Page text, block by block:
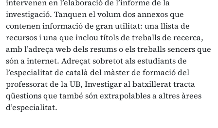
intervenen en l’elaboració de l’informe de la
investigació. Tanquen el volum dos annexos que
contenen informació de gran utilitat: una llista de
recursos i una que inclou títols de treballs de recerca,
amb l’adreça web dels resums o els treballs sencers que
són a internet. Adreçat sobretot als estudiants de
l’especialitat de català del màster de formació del
professorat de la UB, Investigar al batxillerat tracta
qüestions que també són extrapolables a altres àrees
d’especialitat.